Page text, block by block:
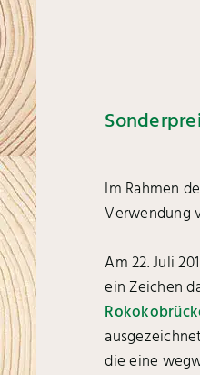
Im Rahmen
Verwendung
Am 22. Juli
ein Zeichen
die eine